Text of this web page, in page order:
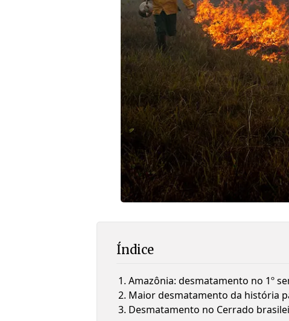
Índice
Amazônia: desmatamento no 1º
Maior desmatamento da história
Desmatamento no Cerrado